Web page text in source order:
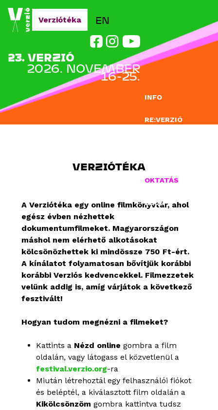
Jump to navigation
INFO
RE:VERZIÓ
OKTATÁS
BLOG
EN
23. VERZIÓ
2026. NOVEMBER
16-25.
Verziótéka
VERZIÓTÉKA
A Verziótéka egy online filmkönyvtár, ahol
egész évben nézhettek
dokumentumfilmeket. Magyarországon
máshol nem elérhető alkotásokat
kölcsönözhettek ki mindössze 750 Ft-ért.
A kínálatot folyamatosan bővítjük korábbi
korábbi Verziós kedvencekkel. Filmezzetek
velünk addig is, amíg várjátok a következő
fesztivált!
Hogyan tudom megnézni a filmeket?
Kattints a Nézd online gombra a film
oldalán, vagy látogass el közvetlenül a
festival.verzio.org-ra
Miután létrehoztál egy felhasználói fiókot
és beléptél, a kiválasztott film oldalán a
Kikölcsönzöm gombra kattintva tudsz